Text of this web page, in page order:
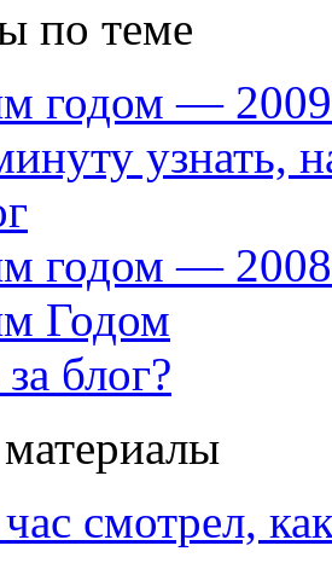
по теме
годом — 2009
узнать,
годом — 2008
Годом
блог?
смотрел,